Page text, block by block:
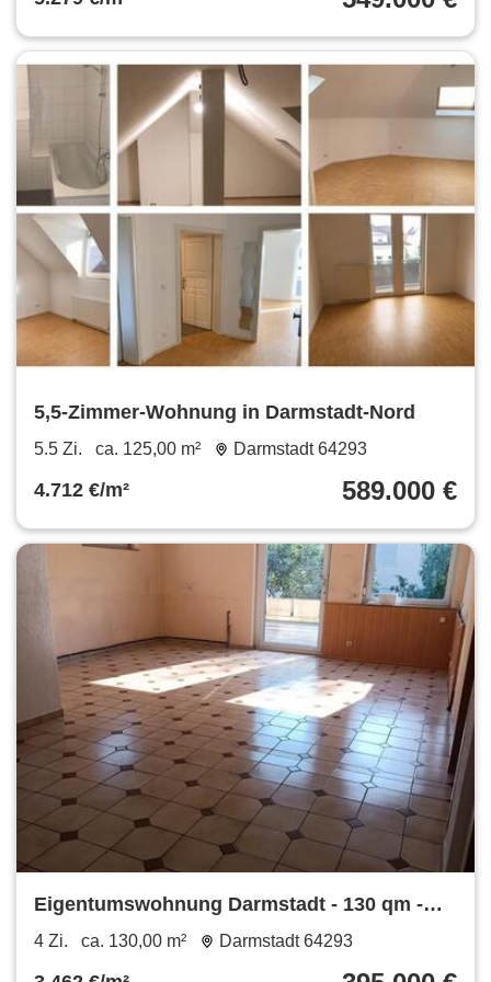
5,5-Zimmer-Wohnung in Darmstadt-Nord
5.5 Zi. ca. 125,00 m² Darmstadt 64293
4.712 €/m² 589.000 €
Eigentumswohnung Darmstadt - 130 qm -
teilbar - provisionsfrei
4 Zi. ca. 130,00 m² Darmstadt 64293